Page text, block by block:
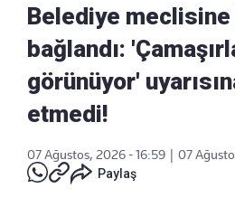
Belediye meclisine
bağlandı:
görünüyor'
etmedi!
07 Ağustos, 2026 - 16:59 | 07
Paylaş